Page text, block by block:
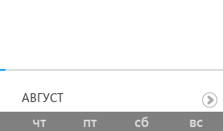
чт пт сб вс
АВГУСТ